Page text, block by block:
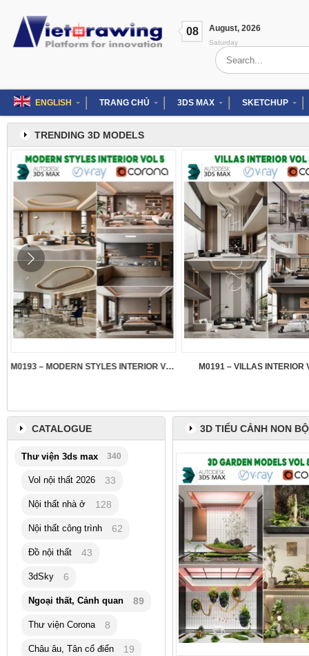
content
08 August, 2026
Saturday
Search
for:
ENGLISH TRANG CHỦ 3DS MAX SKETCHUP
TRENDING 3D MODELS
M0193 – MODERN STYLES INTERIOR VOL.5 M0191 – VILLAS INTERIOR
3D TIỂU CẢNH NON BỘ
CATALOGUE
Thư viện 3ds max 340
Vol nội thất 2026 33
Nội thất nhà ở 128
Nội thất công trình 62
Đồ nội thất 43
3dSky 6
Ngoại thất, Cảnh quan 89
Thư viện Corona 8
Châu âu, Tân cổ điển 19